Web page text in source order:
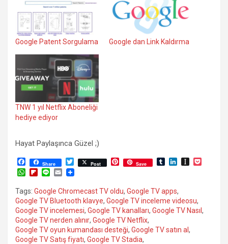
Google Patent Sorgulama Google dan Link Kaldırma
TNW 1 yıl Netflix Aboneliği
hediye ediyor
Hayat Paylaşınca Güzel ;)
F
b
o
o
k
Share
T
w
i
t
e
r
Post
P
e
r
e
s
t
Save
T
l
r
L
e
d
I
p
a
r
W
a
t
s
A
p
p
F
i
p
b
o
a
r
d
n
e
E
a
i
l
Tags: Google Chromecast TV oldu, Google TV apps,
Google TV Bluetooth klavye, Google TV inceleme videosu,
Google TV incelemesi, Google TV kanalları, Google TV Nasıl ,
Google TV nerden alınır, Google TV Netflix,
Google TV oyun kumandası desteği, Google TV satın al ,
Google TV Satış fiyatı, Google TV Stadia,